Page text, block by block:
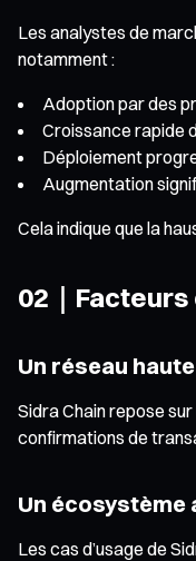
Les analystes de
notamment :
Adoption par des
Croissance rapide
Déploiement
Augmentation
Cela indique que la
02｜
Un réseau
Sidra Chain repose
confirmations de
Un écosystème
Les cas d’usage de